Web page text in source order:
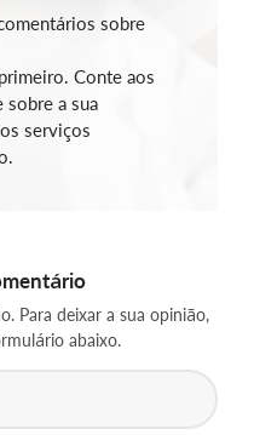
sobre
Conte aos
a sua
serviços
Para deixar a sua opinião,
abaixo.